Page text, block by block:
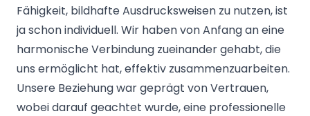
Fähigkeit, bildhafte Ausdrucksweisen zu nutzen, ist
ja schon individuell. Wir haben von Anfang an eine
harmonische Verbindung zueinander gehabt, die
uns ermöglicht hat, effektiv zusammenzuarbeiten.
Unsere Beziehung war geprägt von Vertrauen,
wobei darauf geachtet wurde, eine professionelle